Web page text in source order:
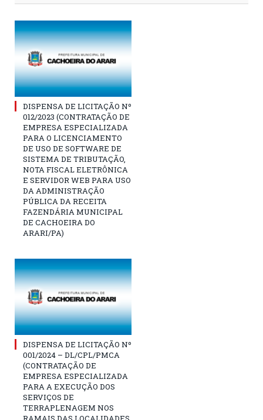
DISPENSA DE LICITAÇÃO Nº
012/2023 (CONTRATAÇÃO DE
EMPRESA ESPECIALIZADA
PARA O LICENCIAMENTO
DE USO DE SOFTWARE DE
SISTEMA DE TRIBUTAÇÃO,
NOTA FISCAL ELETRÔNICA
E SERVIDOR WEB PARA USO
DA ADMINISTRAÇÃO
PÚBLICA DA RECEITA
FAZENDÁRIA MUNICIPAL
DE CACHOEIRA DO
ARARI/PA)
DISPENSA DE LICITAÇÃO Nº
001/2024 – DL/CPL/PMCA
(CONTRATAÇÃO DE
EMPRESA ESPECIALIZADA
PARA A EXECUÇÃO DOS
SERVIÇOS DE
TERRAPLENAGEM NOS